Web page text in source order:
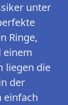
unter
Ringe,
einem
liegen die
der
einfach